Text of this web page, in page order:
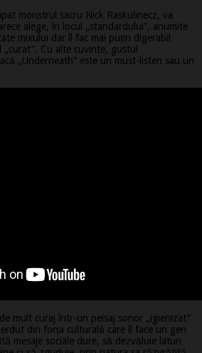
monstrul sacru Nick Raskulinecz, va
alege, în locul „standardului”, anumite
mixului dar îl fac mai puțin digerabil
Cu alte cuvinte, gustul
„Underneath” este un must-listen sau un
mult curaj într-un peisaj sonor „igienizat”
din forța culturală care îl face un gen
mesaje sociale dure, să dezvăluie laturi